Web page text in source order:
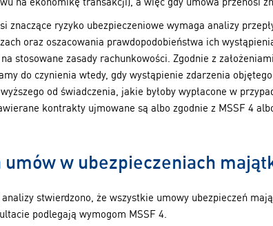
znaczące ryzyko ubezpieczeniowe wymaga analizy
oraz oszacowania prawdopodobieństwa ich
stosowane zasady rachunkowości. Zgodnie z
do czynienia wtedy, gdy wystąpienie zdarzenia
od świadczenia, jakie byłoby wypłacone w
kontrakty ujmowane są albo zgodnie z MSSF 4
w ubezpieczeniach
stwierdzono, że wszystkie umowy ubezpieczeń
podlegają wymogom MSSF 4.